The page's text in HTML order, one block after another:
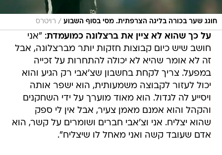
חוגג שער בכורה בליגה הצרפתית. מסי בסוף השבוע / רויטרס
על כך שהוא לא ציין את ברצלונה כמועמדת: "אני
חושב שיש כיום קבוצות חזקות יותר מברצלונה, אבל
זה לא אומר שהיא לא יכולה להתחרות על זכייה
במפעל. צריך לקחת בחשבון שצ'אבי רק הגיע והוא
יכול לעזור לקבוצה משמעותית, הוא ישפר אותה
ויסייע לה לגדול. הוא מאוד מוערך על ידי השחקנים
והקהל והוא אמנם מאמן צעיר, אבל אין לי ספק
שהוא יצליח. אני וצ'אבי חברים ושומרים על קשר, הוא
אדם שעובד קשה ואני מאחל לו שיצליח".